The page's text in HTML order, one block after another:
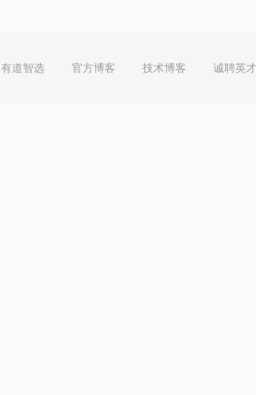
有道智选 官方博客 技术博客 诚聘英才